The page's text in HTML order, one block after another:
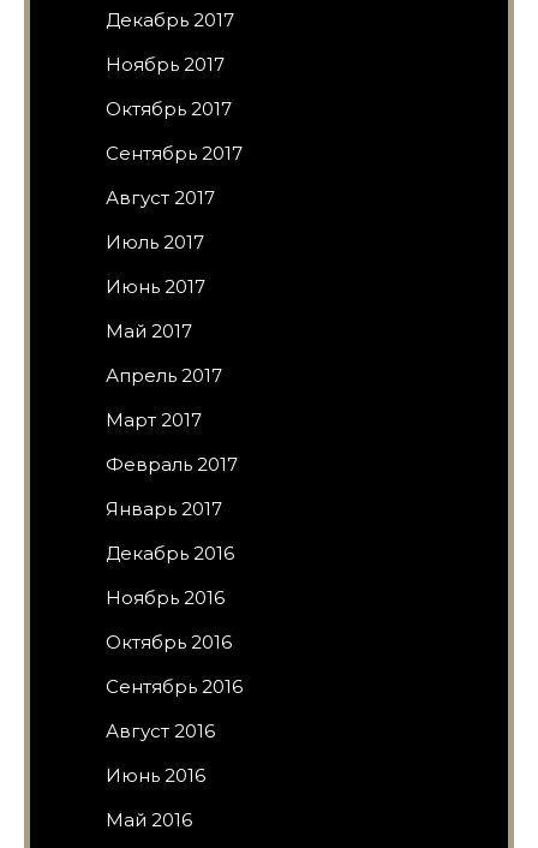
Декабрь 2017
Ноябрь 2017
Октябрь 2017
Сентябрь 2017
Август 2017
Июль 2017
Июнь 2017
Май 2017
Апрель 2017
Март 2017
Февраль 2017
Январь 2017
Декабрь 2016
Ноябрь 2016
Октябрь 2016
Сентябрь 2016
Август 2016
Июнь 2016
Май 2016